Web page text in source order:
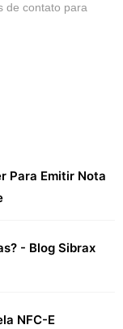
de contato para
Para Emitir Nota
- Blog Sibrax
NFC-E